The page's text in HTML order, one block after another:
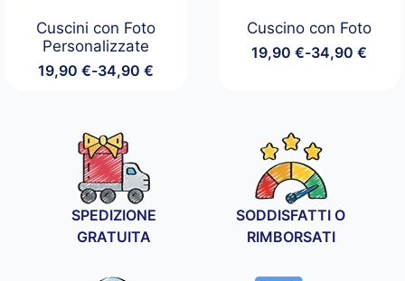
Cuscini con Foto
Personalizzate
19,90€-34,90€
Fascia
19,90 €
a
34,90 €
Cuscino con Foto
19,90 €-34,90 €
Fascia
a
34,90 €
SPEDIZIONE
GRATUITA
SODDISFATTI O
RIMBORSATI